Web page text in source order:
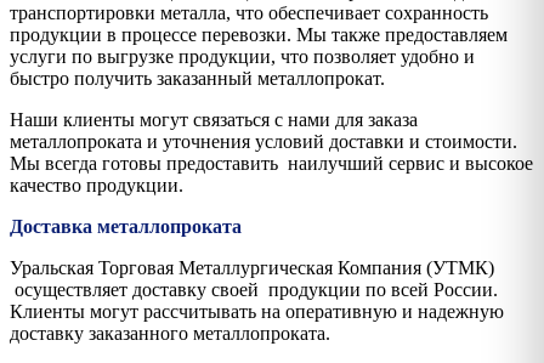
транспортировки металла, что обеспечивает сохранность
продукции в процессе перевозки. Мы также предоставляем
услуги по выгрузке продукции, что позволяет удобно и
быстро получить заказанный металлопрокат.
Наши клиенты могут связаться с нами для заказа
металлопроката и уточнения условий доставки и стоимости.
Мы всегда готовы предоставить наилучший сервис и высокое
качество продукции.
Доставка металлопроката
Уральская Торговая Металлургическая Компания (УТМК)
осуществляет доставку своей продукции по всей России.
Клиенты могут рассчитывать на оперативную и надежную
доставку заказанного металлопроката.